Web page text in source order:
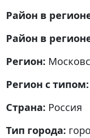
Район в
Район в
Регион:
Регион с типом:
Страна: Россия
Тип города: